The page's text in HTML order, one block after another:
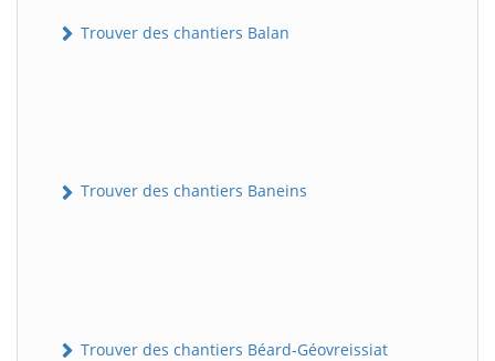
Trouver des chantiers Balan
Trouver des chantiers Baneins
Trouver des chantiers Béard-Géovreissiat